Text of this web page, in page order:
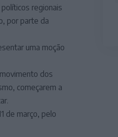
regionais
por parte da
uma moção
dos
começarem a
de março, pelo